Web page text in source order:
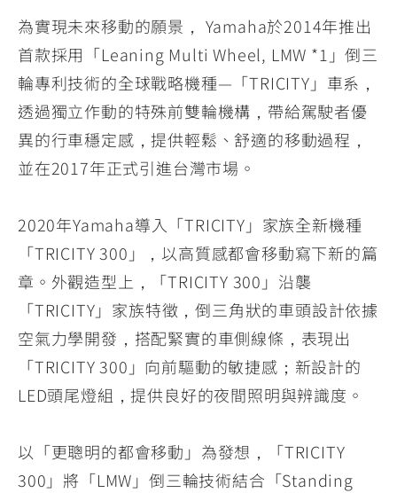
為實現未來移動的願景， Yamaha於2014年推出
首款採用「Leaning Multi Wheel, LMW *1」倒三
輪專利技術的全球戰略機種—「TRICITY」車系，
透過獨立作動的特殊前雙輪機構，帶給駕駛者優
異的行車穩定感，提供輕鬆、舒適的移動過程，
並在2017年正式引進台灣市場。
2020年Yamaha導入「TRICITY」家族全新機種
「TRICITY 300」，以高質感都會移動寫下新的篇
章。外觀造型上，「TRICITY 300」沿襲
「TRICITY」家族特徵，倒三角狀的車頭設計依據
空氣力學開發，搭配緊實的車側線條，表現出
「TRICITY 300」向前驅動的敏捷感；新設計的
LED頭尾燈組，提供良好的夜間照明與辨識度。
以「更聰明的都會移動」為發想，「TRICITY
300」將「LMW」倒三輪技術結合「Standing